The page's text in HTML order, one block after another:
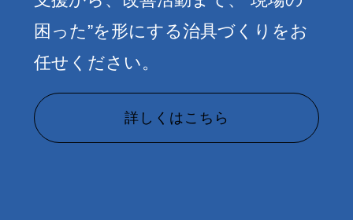
困った”を形にする治具づくりをお
任せください。
詳しくはこちら